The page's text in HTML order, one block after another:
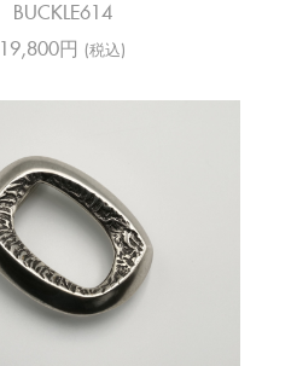
BUCKLE614
19,800円 (税込)